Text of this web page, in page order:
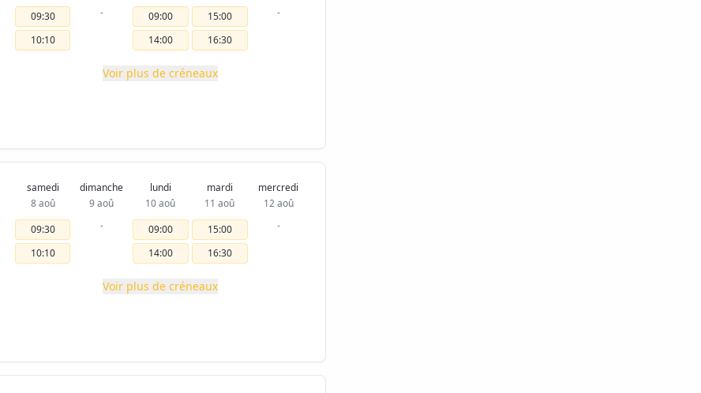
09:30
10:10
-
09:00
14:00
15:00
16:30
-
Voir plus de créneaux
samedi
8 aoû
09:30
10:10
dimanche
9 aoû
-
lundi
10 aoû
09:00
14:00
mardi
11 aoû
15:00
16:30
mercredi
12 aoû
-
Voir plus de créneaux